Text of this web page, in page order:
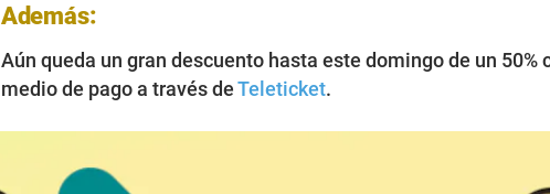
Además:
Aún queda un gran descuento hasta este domingo de un 50%
medio de pago a través deTeleticket.